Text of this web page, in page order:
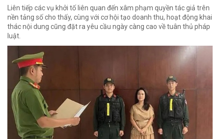
Liên tiếp các vụ khởi tố liên quan đến xâm phạm quyền tác giả trên
nền tảng số cho thấy, cùng với cơ hội tạo doanh thu, hoạt động khai
thác nội dung cũng đặt ra yêu cầu ngày càng cao về tuân thủ pháp
luật.